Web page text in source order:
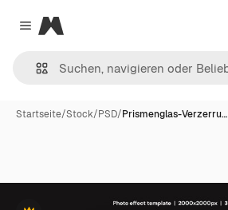
Close menu
Magnific
Startseite/Stock/PSD/Prismenglas-Verzerru…